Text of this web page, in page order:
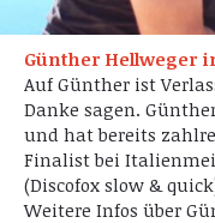
Günther Hellweger
Auf Günther ist
Danke sagen.
und hat bereits
Finalist bei
(Discofox slow &
Weitere Infos über